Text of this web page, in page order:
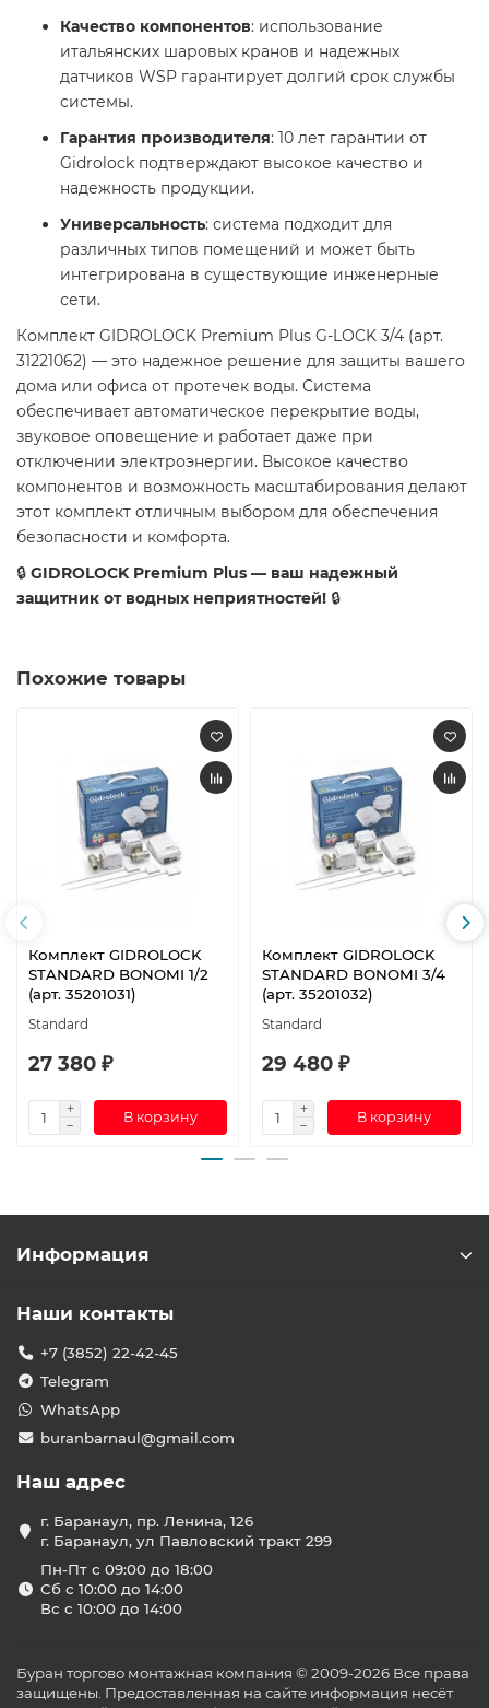
Качество компонентов: использование
итальянских шаровых кранов и надежных
датчиков WSP гарантирует долгий срок службы
системы.
Гарантия производителя: 10 лет гарантии от
Gidrolock подтверждают высокое качество и
надежность продукции.
Универсальность: система подходит для
различных типов помещений и может быть
интегрирована в существующие инженерные
сети.
Комплект GIDROLOCK Premium Plus G-LOCK 3/4 (арт.
31221062) — это надежное решение для защиты вашего
дома или офиса от протечек воды. Система
обеспечивает автоматическое перекрытие воды,
звуковое оповещение и работает даже при
отключении электроэнергии. Высокое качество
компонентов и возможность масштабирования делают
этот комплект отличным выбором для обеспечения
безопасности и комфорта.
🔒 GIDROLOCK Premium Plus — ваш надежный
защитник от водных неприятностей! 🔒
Похожие товары
Комплект GIDROLOCK
STANDARD BONOMI 1/2
(арт. 35201031)
Standard
27 380 ₽
В корзину
Комплект GIDROLOCK
STANDARD BONOMI 3/4
(арт. 35201032)
Standard
29 480 ₽
В корзину
Информация
Наши контакты
+7 (3852) 22-42-45
Telegram
WhatsApp
buranbarnaul@gmail.com
Наш адрес
г. Баранаул, пр. Ленина, 126
г. Баранаул, ул Павловский тракт 299
Пн-Пт с 09:00 до 18:00
Сб с 10:00 до 14:00
Вс с 10:00 до 14:00
Буран торгово монтажная компания © 2009-2026 Все права
защищены. Предоставленная на сайте информация несёт